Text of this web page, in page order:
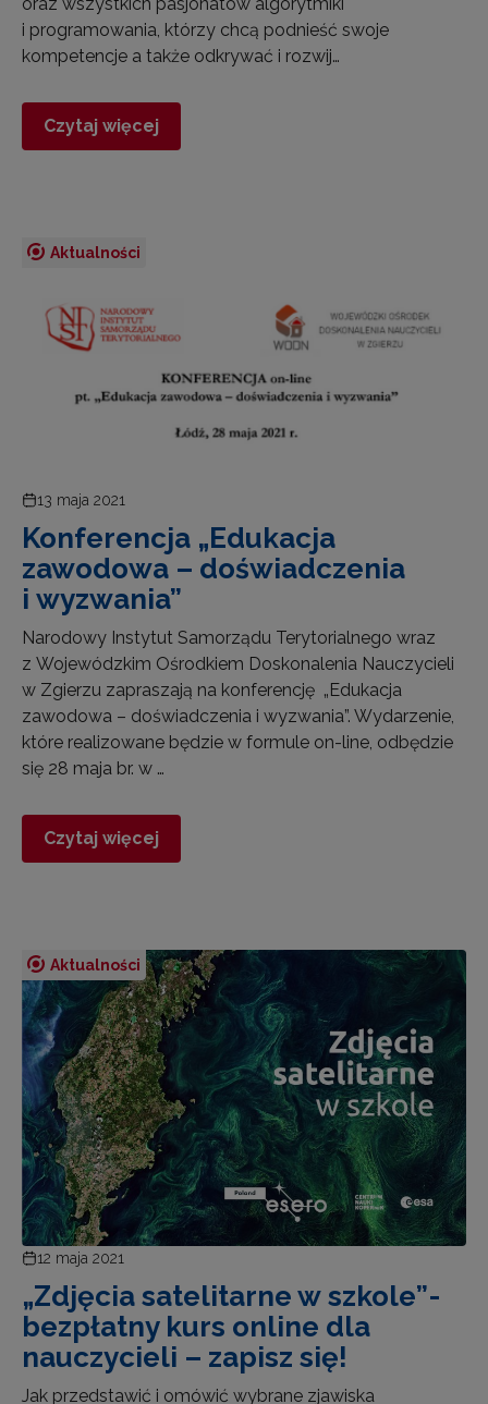
i programowania, którzy chcą podnieść swoje
kompetencje a także odkrywać i rozwij…
Czytaj więcej
Aktualności
13 maja 2021
Konferencja „Edukacja
zawodowa – doświadczenia
i wyzwania”
Narodowy Instytut Samorządu Terytorialnego wraz
z Wojewódzkim Ośrodkiem Doskonalenia Nauczycieli
w Zgierzu zapraszają na konferencję „Edukacja
zawodowa – doświadczenia i wyzwania”. Wydarzenie,
które realizowane będzie w formule on-line, odbędzie
się 28 maja br. w …
Czytaj więcej
Aktualności
12 maja 2021
„Zdjęcia satelitarne w szkole”-
bezpłatny kurs online dla
nauczycieli – zapisz się!
Jak przedstawić i omówić wybrane zjawiska